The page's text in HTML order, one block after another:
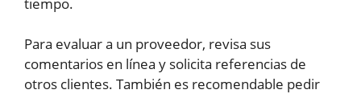
Para evaluar a un proveedor, revisa sus
comentarios en línea y solicita referencias de
otros clientes. También es recomendable pedir